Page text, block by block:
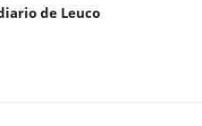
de Leuco